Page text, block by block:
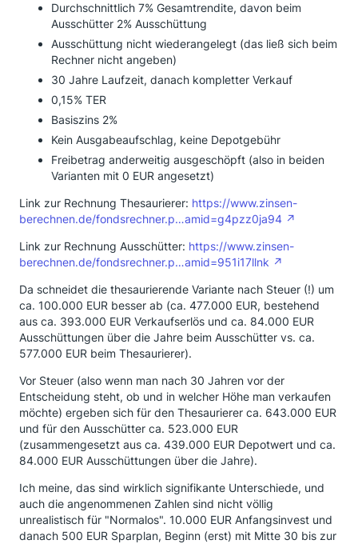
Durchschnittlich 7% Gesamtrendite, davon beim
Ausschütter 2% Ausschüttung
Ausschüttung nicht wiederangelegt (das ließ sich beim
Rechner nicht angeben)
30 Jahre Laufzeit, danach kompletter Verkauf
0,15% TER
Basiszins 2%
Kein Ausgabeaufschlag, keine Depotgebühr
Freibetrag anderweitig ausgeschöpft (also in beiden
Varianten mit 0 EUR angesetzt)
Link zur Rechnung Thesaurierer: https://www.zinsen-
berechnen.de/fondsrechner.p…amid=g4pzz0ja94
Link zur Rechnung Ausschütter: https://www.zinsen-
berechnen.de/fondsrechner.p…amid=951i17llnk
Da schneidet die thesaurierende Variante nach Steuer (!) um
ca. 100.000 EUR besser ab (ca. 477.000 EUR, bestehend
aus ca. 393.000 EUR Verkaufserlös und ca. 84.000 EUR
Ausschüttungen über die Jahre beim Ausschütter vs. ca.
577.000 EUR beim Thesaurierer).
Vor Steuer (also wenn man nach 30 Jahren vor der
Entscheidung steht, ob und in welcher Höhe man verkaufen
möchte) ergeben sich für den Thesaurierer ca. 643.000 EUR
und für den Ausschütter ca. 523.000 EUR
(zusammengesetzt aus ca. 439.000 EUR Depotwert und ca.
84.000 EUR Ausschüttungen über die Jahre).
Ich meine, das sind wirklich signifikante Unterschiede, und
auch die angenommenen Zahlen sind nicht völlig
unrealistisch für "Normalos". 10.000 EUR Anfangsinvest und
danach 500 EUR Sparplan, Beginn (erst) mit Mitte 30 bis zur